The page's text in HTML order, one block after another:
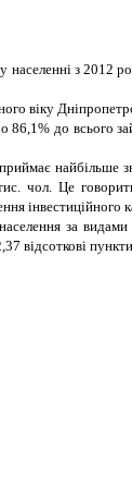
населенні з 2012
віку
86,1% до всього
чол. Це
за
відсоткові